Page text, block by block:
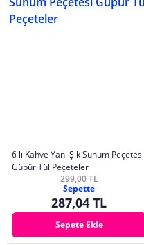
6 lı Kahve Yanı Şık Sunum Peçetesi
Güpür Tül Peçeteler
299,00 TL
Sepette
287,04 TL
Sepete Ekle